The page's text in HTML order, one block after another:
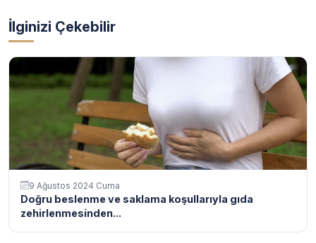
İlginizi Çekebilir
9 Ağustos 2024 Cuma
Doğru beslenme ve saklama koşullarıyla gıda
zehirlenmesinden...